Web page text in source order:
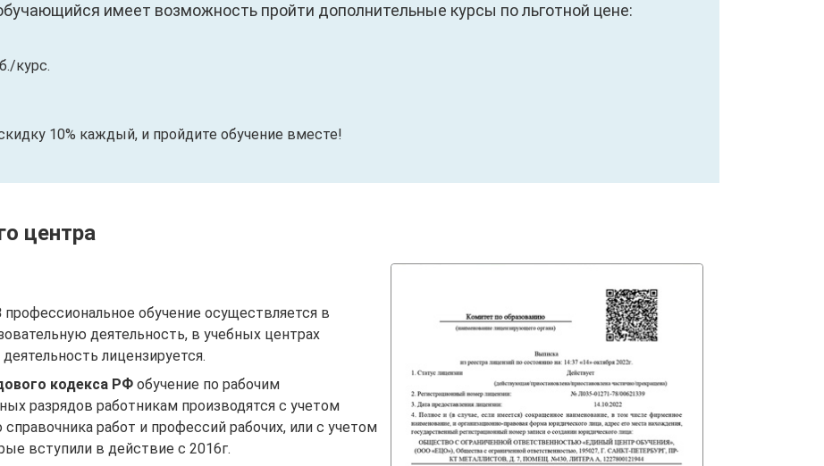
имеет возможность пройти дополнительные курсы по льготной цене:
курс.
10% каждый, и пройдите обучение вместе!
центра
профессиональное обучение осуществляется в
деятельность, в учебных центрах
лицензируется.
кодекса РФ обучение по рабочим
разрядов работникам производятся с учетом
работ и профессий рабочих, или с учетом
вступили в действие с 2016г.